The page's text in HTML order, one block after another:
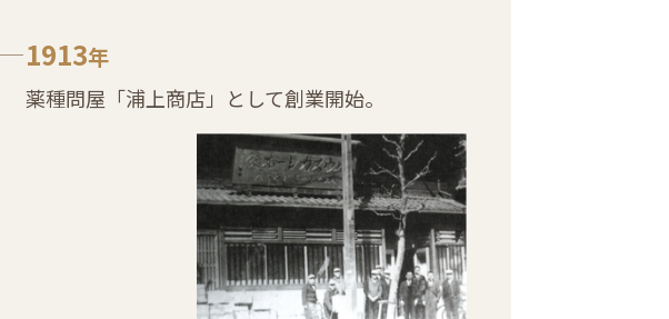
1913年
薬種問屋「浦上商店」として創業開始。